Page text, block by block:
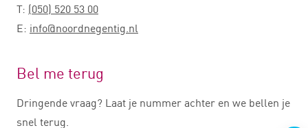
T: (050) 520 53 00
E: info@noordnegentig.nl
Bel me terug
Dringende vraag? Laat je nummer achter en we bellen je
snel terug.